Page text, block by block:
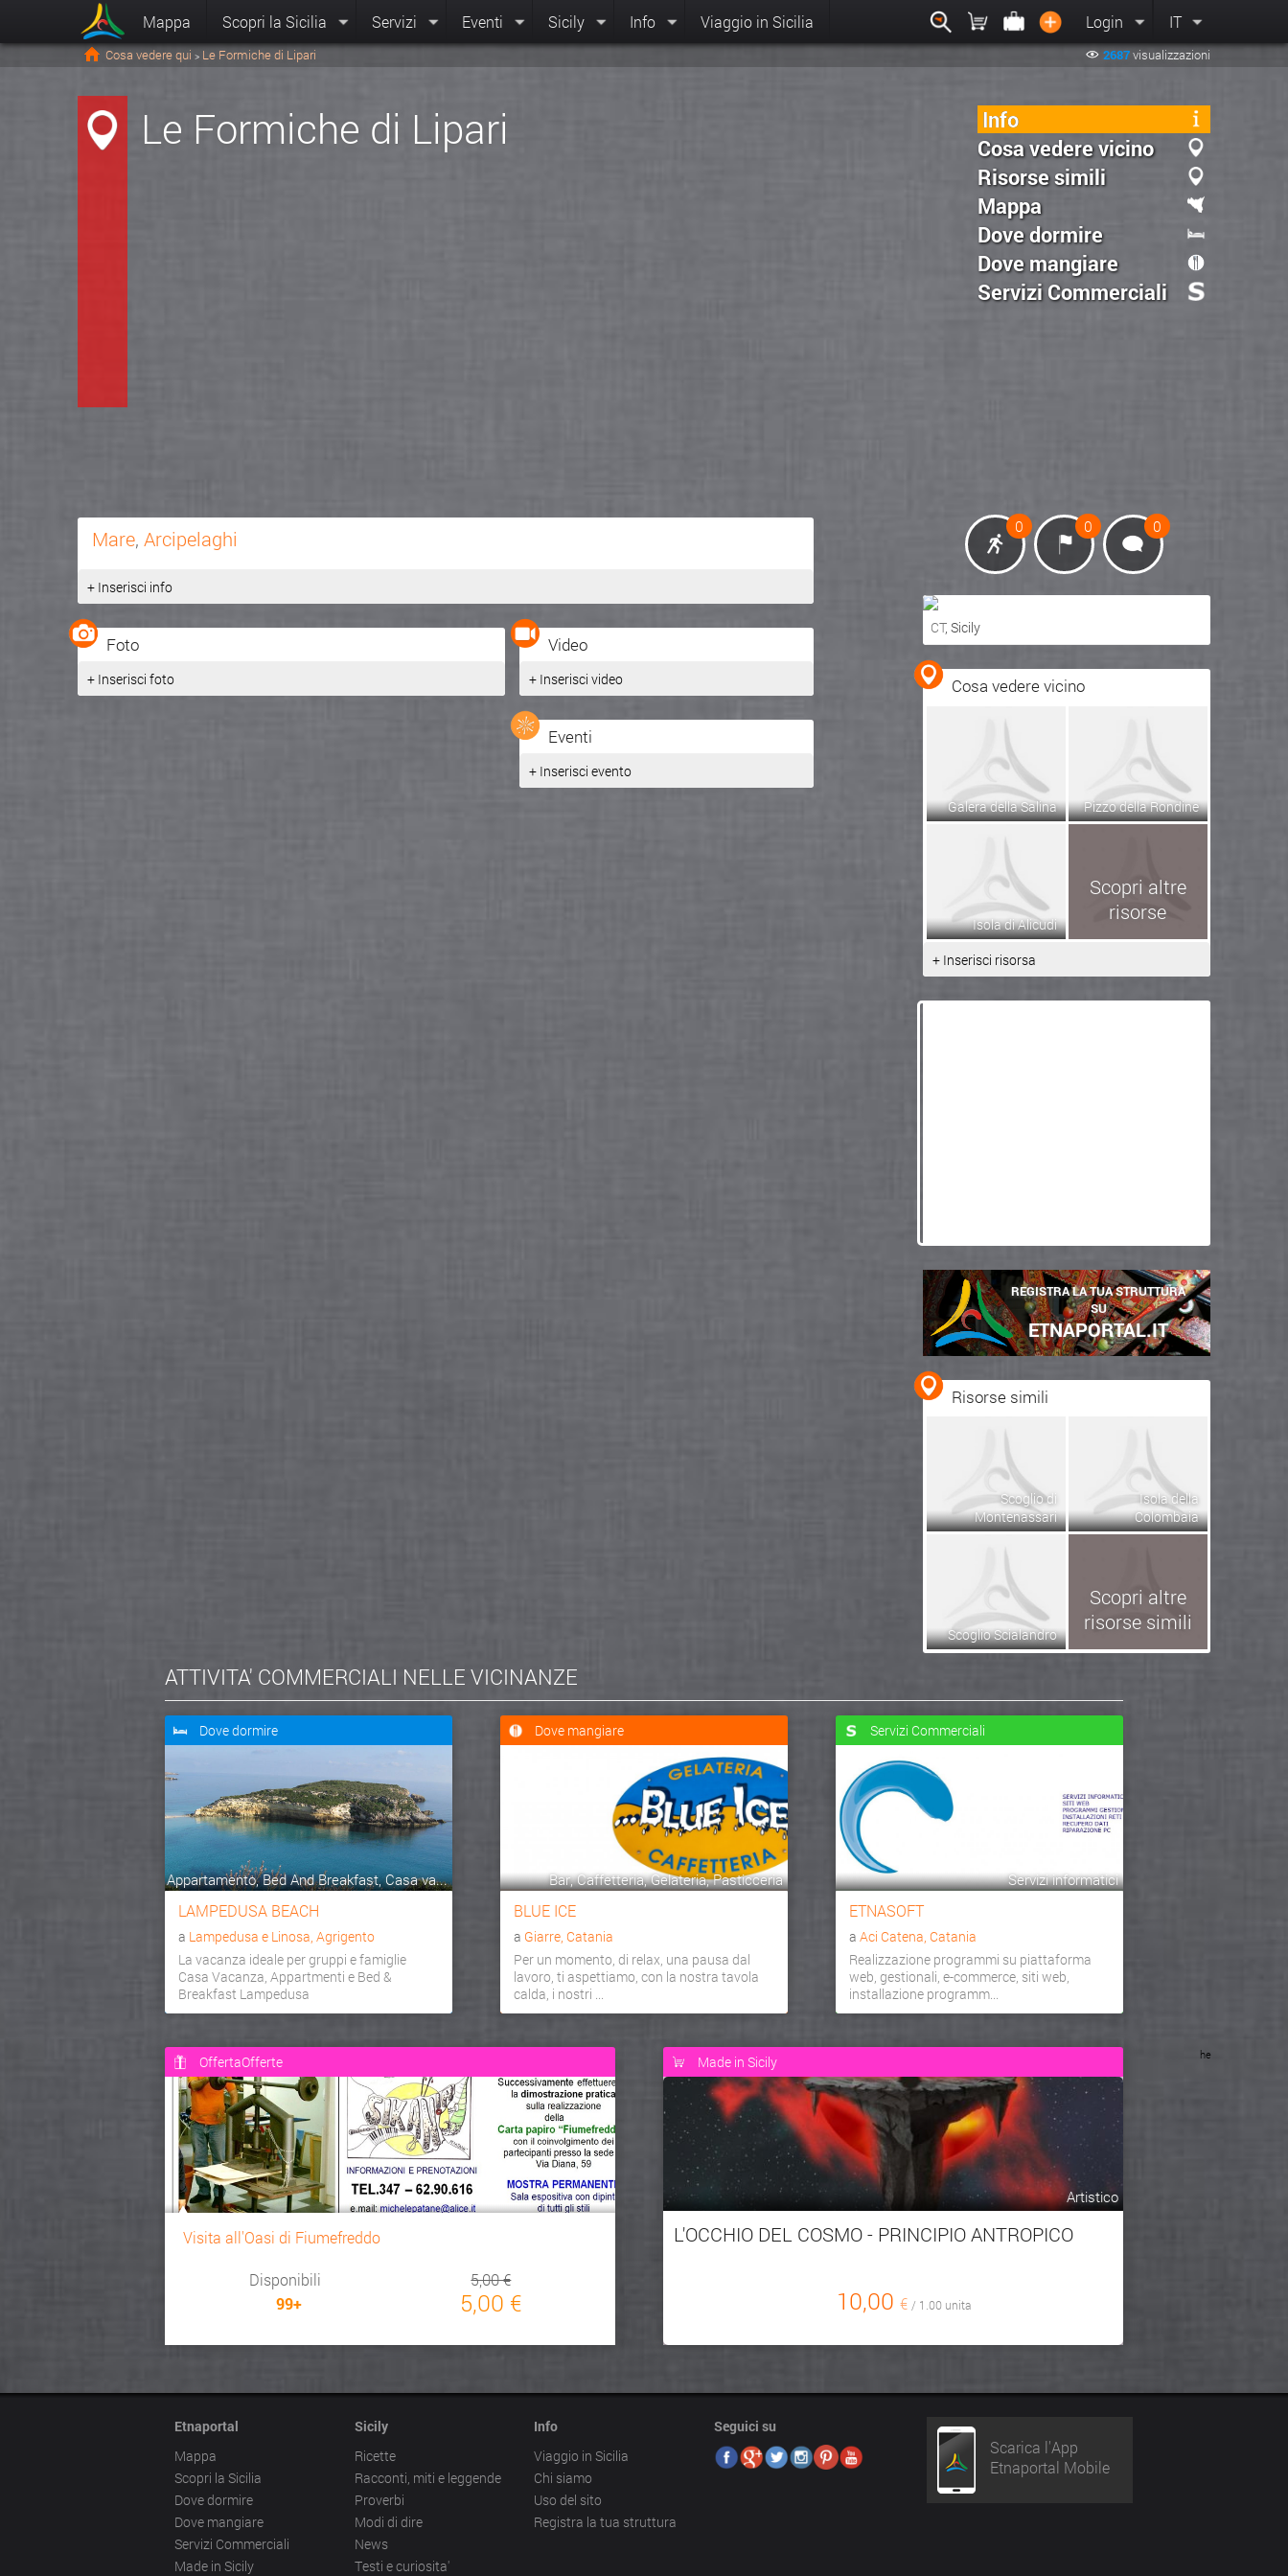
Mappa Scopri la Sicilia Servizi Eventi Sicily Info Viaggio in Sicilia Login IT
Cosa vedere qui > Le Formiche di Lipari 2687visualizzazioni
Le Formiche di Lipari
Info
Cosa vedere vicino
Risorse simili
Mappa
Dove dormire
Dove mangiare
Servizi Commerciali
Mare, Arcipelaghi
+ Inserisci info
Foto
+ Inserisci foto
Video
+ Inserisci video
Eventi
+ Inserisci evento
0 0 0
Ottieni indicazioni stradali
Visualizza mappa
CT, Sicily
Cosa vedere vicino
Galera della Salina Pizzo della Rondine
Isola di Alicudi
Scopri altre
risorse
+ Inserisci risorsa
REGISTRA LA TUA STRUTTURA
SU
ETNAPORTAL.IT
Risorse simili
Scoglio di
Montenassari
Isola della
Colombaia
Scoglio Scialandro
Scopri altre
risorse simili
ATTIVITA' COMMERCIALI NELLE VICINANZE
Dove dormire
Appartamento, Bed And Breakfast, Casa va...
LAMPEDUSA BEACH
a Lampedusa e Linosa, Agrigento
La vacanza ideale per gruppi e famiglie
Casa Vacanza, Appartmenti e Bed &
Breakfast Lampedusa
Dove mangiare
Bar, Caffetteria, Gelateria, Pasticceria
BLUE ICE
a Giarre, Catania
Per un momento, di relax, una pausa dal
lavoro, ti aspettiamo, con la nostra tavola
calda, i nostri ...
Servizi Commerciali
Servizi informatici
ETNASOFT
a Aci Catena, Catania
Realizzazione programmi su piattaforma
web, gestionali, e-commerce, siti web,
installazione programm...
OffertaOfferte
Visita all'Oasi di Fiumefreddo
Disponibili
99+
5,00 €
5,00 €
Made in Sicily
Artistico
L'OCCHIO DEL COSMO - PRINCIPIO ANTROPICO
10,00 € / 1.00 unita
Etnaportal
Mappa
Scopri la Sicilia
Dove dormire
Dove mangiare
Servizi Commerciali
Made in Sicily
Sicily
Ricette
Racconti, miti e leggende
Proverbi
Modi di dire
News
Testi e curiosita'
Info
Viaggio in Sicilia
Chi siamo
Uso del sito
Registra la tua struttura
Seguici su
Scarica l'App
Etnaportal Mobile
he